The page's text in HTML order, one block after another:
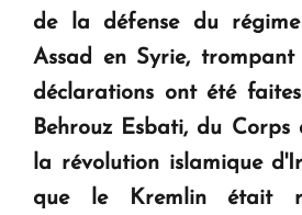
" Tant qu'il n'existe pas
question d'un référendum ne
KASA : 30 ans d'audace, de
en Arménie
de la défense du
Assad en Syrie, trompant
déclarations ont été
Behrouz Esbati, du Corps
la révolution islamique
que le Kremlin était